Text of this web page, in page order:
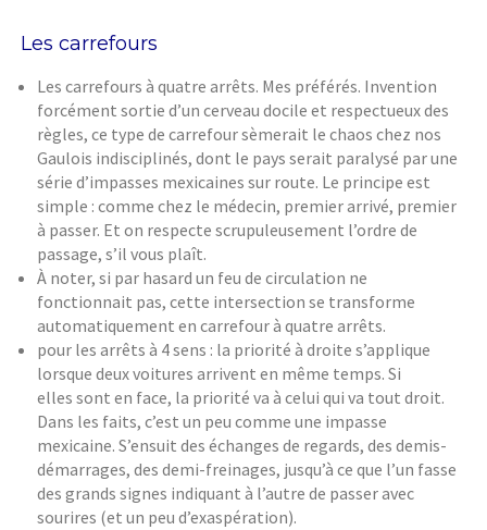
Les carrefours
Les carrefours à quatre arrêts. Mes préférés. Invention
forcément sortie d’un cerveau docile et respectueux des
règles, ce type de carrefour sèmerait le chaos chez nos
Gaulois indisciplinés, dont le pays serait paralysé par une
série d’impasses mexicaines sur route. Le principe est
simple : comme chez le médecin, premier arrivé, premier
à passer. Et on respecte scrupuleusement l’ordre de
passage, s’il vous plaît.
À noter, si par hasard un feu de circulation ne
fonctionnait pas, cette intersection se transforme
automatiquement en carrefour à quatre arrêts.
pour les arrêts à 4 sens : la priorité à droite s’applique
lorsque deux voitures arrivent en même temps. Si
elles sont en face, la priorité va à celui qui va tout droit.
Dans les faits, c’est un peu comme une impasse
mexicaine. S’ensuit des échanges de regards, des demis-
démarrages, des demi-freinages, jusqu’à ce que l’un fasse
des grands signes indiquant à l’autre de passer avec
sourires (et un peu d’exaspération).